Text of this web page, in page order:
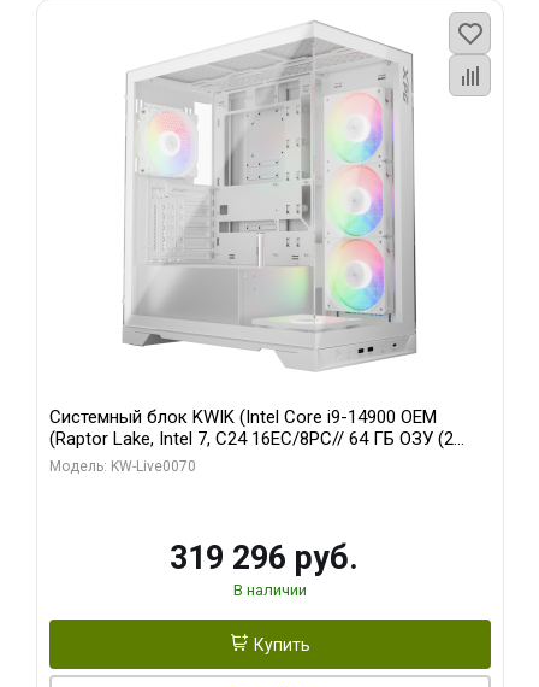
Системный блок KWIK (Intel Core i9-14900 OEM
(Raptor Lake, Intel 7, C24 16EC/8PC// 64 ГБ ОЗУ (2
модуля)/ Gigabyte RTX5080 XTREME WATERFORCE
Модель: KW-Live0070
319 296 руб.
В наличии
Купить